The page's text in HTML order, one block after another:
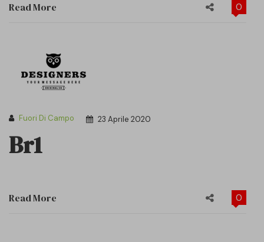
Read More 0
Fuori Di Campo 23 Aprile 2020
Br1
Read More 0